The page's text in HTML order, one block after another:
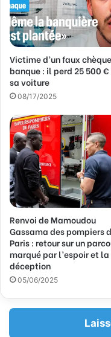
r
e
s
s
e
E
m
a
l
Victime d’un faux
banque : il perd 25 500
sa voiture
08/17/2025
Renvoi de Mamoudou
Gassama des pompiers
Paris : retour sur un
marqué par l’espoir et la
déception
05/06/2025